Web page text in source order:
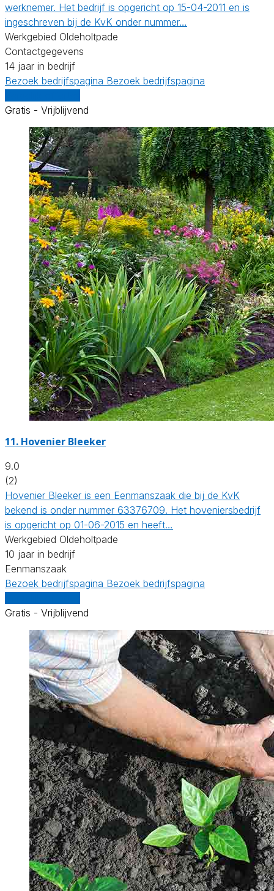
werknemer. Het bedrijf is opgericht op 15-04-2011 en is
ingeschreven bij de KvK onder nummer…
Werkgebied Oldeholtpade
Contactgegevens
14 jaar in bedrijf
Bezoek bedrijfspagina Bezoek bedrijfspagina
Gratis - Vrijblijvend
11. Hovenier Bleeker
9.0
(2)
Hovenier Bleeker is een Eenmanszaak die bij de KvK
bekend is onder nummer 63376709. Het hoveniersbedrijf
is opgericht op 01-06-2015 en heeft…
Werkgebied Oldeholtpade
10 jaar in bedrijf
Eenmanszaak
Bezoek bedrijfspagina Bezoek bedrijfspagina
Gratis - Vrijblijvend